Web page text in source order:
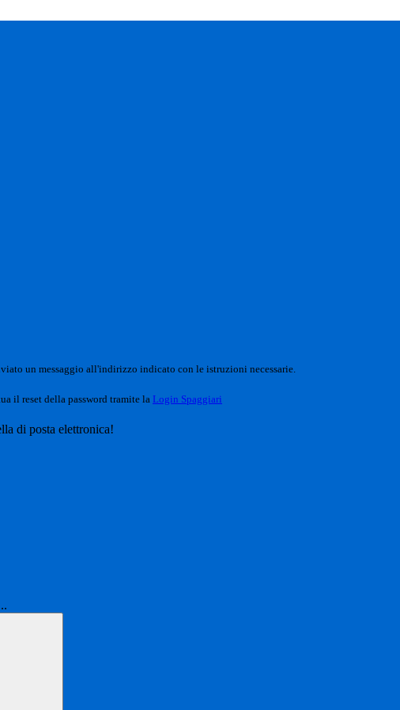
un messaggio all'indirizzo indicato con le istruzioni necessarie.
il reset della password tramite la Login Spaggiari
di posta elettronica!